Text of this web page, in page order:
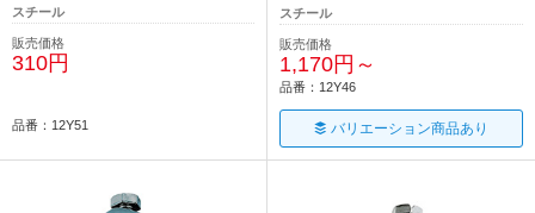
スチール
販売価格
310円
品番：12Y51
スチール
販売価格
1,170円～
品番：12Y46
バリエーション商品あり